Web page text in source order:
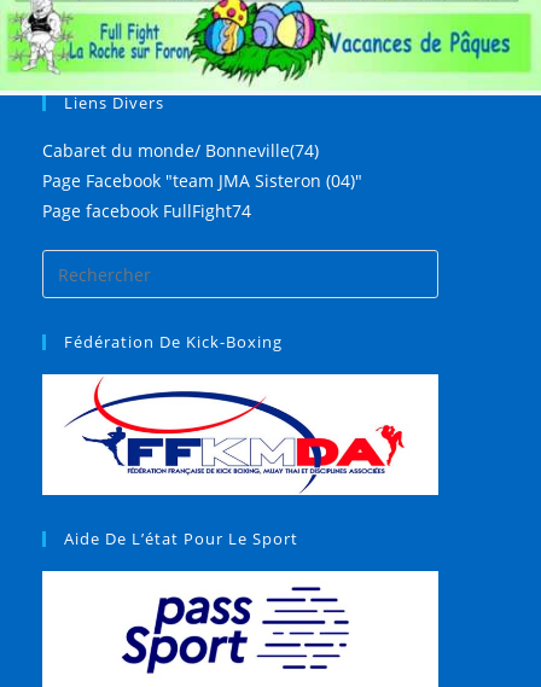
Liens Divers
Cabaret du monde/ Bonneville(74)
Page Facebook "team JMA Sisteron (04)"
Page facebook FullFight74
Fédération De Kick-Boxing
Aide De L’état Pour Le Sport